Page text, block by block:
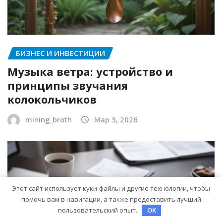
БИЗНЕС И ИНВЕСТИЦИИ
Музыка ветра: устройство и
принципы звучания
колокольчиков
mining_broth Мар 3, 2026
Этот сайт использует куки-файлы и другие технологии, чтобы
помочь вам в навигации, а также предоставить лучший
пользовательский опыт.
OK